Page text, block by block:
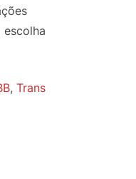
escolha
, Trans